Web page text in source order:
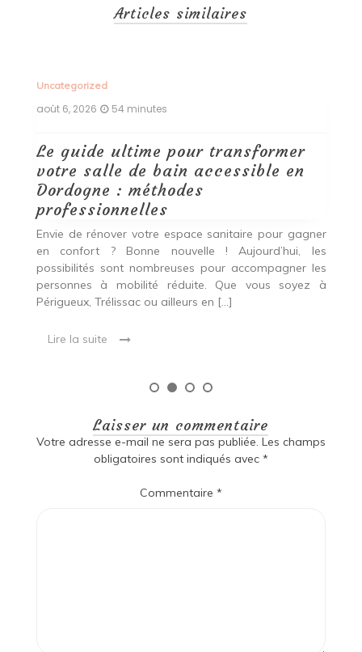
Articles similaires
Uncategorized
août 6, 2026 54 minutes
Le guide ultime pour transformer
votre salle de bain accessible en
Dordogne : méthodes
professionnelles
Envie de rénover votre espace sanitaire pour gagner
en confort ? Bonne nouvelle ! Aujourd’hui, les
possibilités sont nombreuses pour accompagner les
personnes à mobilité réduite. Que vous soyez à
Périgueux, Trélissac ou ailleurs en […]
Lire la suite
Laisser un commentaire
Votre adresse e-mail ne sera pas publiée. Les champs
obligatoires sont indiqués avec *
Commentaire *